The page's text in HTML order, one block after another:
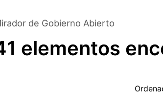
de Gobierno Abierto
elementos